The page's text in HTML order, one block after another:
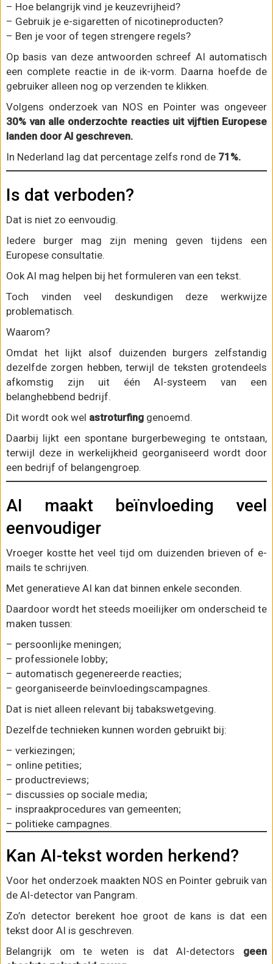
– Hoe belangrijk vind je keuzevrijheid?
– Gebruik je e-sigaretten of nicotineproducten?
– Ben je voor of tegen strengere regels?
Op basis van deze antwoorden schreef AI automatisch
een complete reactie in de ik-vorm. Daarna hoefde de
gebruiker alleen nog op verzenden te klikken.
Volgens onderzoek van NOS en Pointer was ongeveer
30% van alle onderzochte reacties uit vijftien Europese
landen door AI geschreven.
In Nederland lag dat percentage zelfs rond de 71%.
Is dat verboden?
Dat is niet zo eenvoudig.
Iedere burger mag zijn mening geven tijdens een
Europese consultatie.
Ook AI mag helpen bij het formuleren van een tekst.
Toch vinden veel deskundigen deze werkwijze
problematisch.
Waarom?
Omdat het lijkt alsof duizenden burgers zelfstandig
dezelfde zorgen hebben, terwijl de teksten grotendeels
afkomstig zijn uit één AI-systeem van een
belanghebbend bedrijf.
Dit wordt ook wel astroturfing genoemd.
Daarbij lijkt een spontane burgerbeweging te ontstaan,
terwijl deze in werkelijkheid georganiseerd wordt door
een bedrijf of belangengroep.
AI maakt beïnvloeding veel
eenvoudiger
Vroeger kostte het veel tijd om duizenden brieven of e-
mails te schrijven.
Met generatieve AI kan dat binnen enkele seconden.
Daardoor wordt het steeds moeilijker om onderscheid te
maken tussen:
– persoonlijke meningen;
– professionele lobby;
– automatisch gegenereerde reacties;
– georganiseerde beïnvloedingscampagnes.
Dat is niet alleen relevant bij tabakswetgeving.
Dezelfde technieken kunnen worden gebruikt bij:
– verkiezingen;
– online petities;
– productreviews;
– discussies op sociale media;
– inspraakprocedures van gemeenten;
– politieke campagnes.
Kan AI-tekst worden herkend?
Voor het onderzoek maakten NOS en Pointer gebruik van
de AI-detector van Pangram.
Zo’n detector berekent hoe groot de kans is dat een
tekst door AI is geschreven.
Belangrijk om te weten is dat AI-detectors geen